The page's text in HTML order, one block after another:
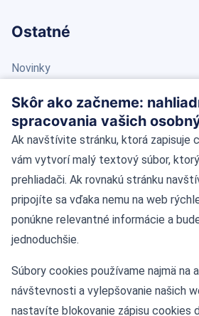
Ostatné
Novinky
Blog
Kontakt
Kontaktné údaje
Námestie Slobody 11, 81106
Tel: +421-2-55424622
Mobil: 0908 036 873
Skôr ako začneme:
spracovania vašich
Ak navštívite stránku, ktorá zapisuje
vám vytvorí malý textový súbor,
prehliadači. Ak rovnakú stránku
pripojíte sa vďaka nemu na web
ponúkne relevantné informácie a
jednoduchšie.
Súbory cookies používame najmä na
návštevnosti a vylepšovanie našich
nastavíte blokovanie zápisu cookies